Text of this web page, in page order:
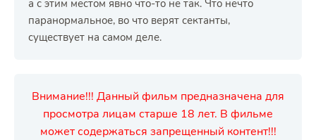
а с этим местом явно что-то не так. Что нечто
паранормальное, во что верят сектанты,
существует на самом деле.
Внимание!!! Данный фильм предназначена для
просмотра лицам старше 18 лет. В фильме
может содержаться запрещенный контент!!!